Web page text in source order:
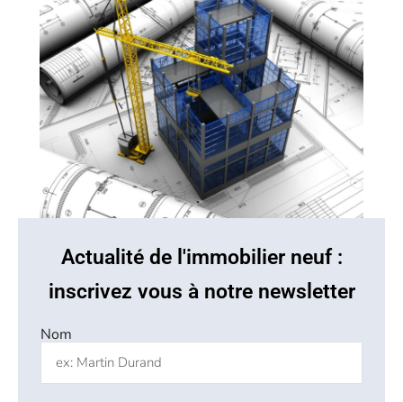
Actualité de l'immobilier neuf :
inscrivez vous à notre newsletter
Nom